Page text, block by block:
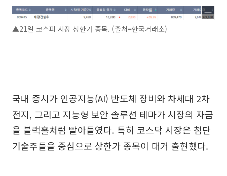
▲21일 코스피 시장 상한가 종목. (출처=한국거래소)
국내 증시가 인공지능(AI) 반도체 장비와 차세대 2차
전지, 그리고 지능형 보안 솔루션 테마가 시장의 자금
을 블랙홀처럼 빨아들였다. 특히 코스닥 시장은 첨단
기술주들을 중심으로 상한가 종목이 대거 출현했다.